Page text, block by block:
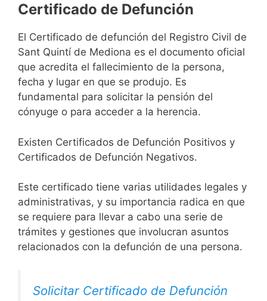
Certificado de Defunción
El Certificado de defunción del Registro Civil de
Sant Quintí de Mediona es el documento oficial
que acredita el fallecimiento de la persona,
fecha y lugar en que se produjo. Es
fundamental para solicitar la pensión del
cónyuge o para acceder a la herencia.
Existen Certificados de Defunción Positivos y
Certificados de Defunción Negativos.
Este certificado tiene varias utilidades legales y
administrativas, y su importancia radica en que
se requiere para llevar a cabo una serie de
trámites y gestiones que involucran asuntos
relacionados con la defunción de una persona.
Solicitar Certificado de Defunción